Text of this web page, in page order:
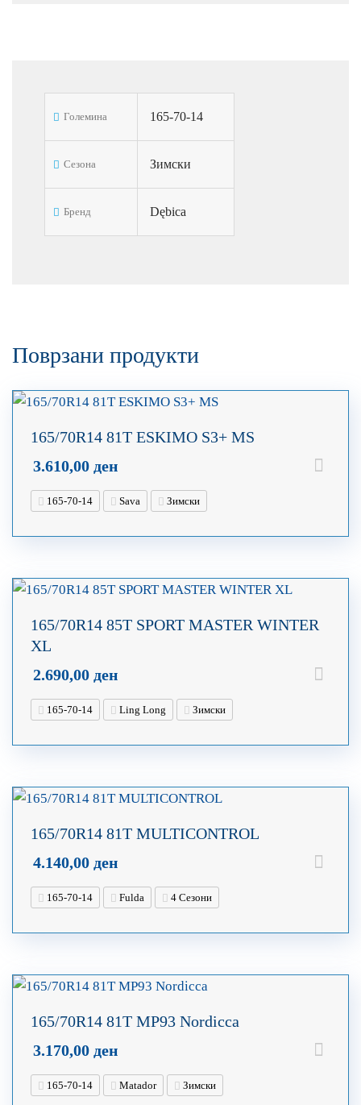
Големина 165-70-14
Сезона Зимски
Бренд Dębica
Поврзани продукти
165/70R14 81T ESKIMO S3+ MS
3.610,00 ден
165-70-14 Sava Зимски
165/70R14 85T SPORT MASTER WINTER
XL
2.690,00 ден
165-70-14 Ling Long Зимски
165/70R14 81T MULTICONTROL
4.140,00 ден
165-70-14 Fulda 4 Сезони
165/70R14 81T MP93 Nordicca
3.170,00 ден
165-70-14 Matador Зимски